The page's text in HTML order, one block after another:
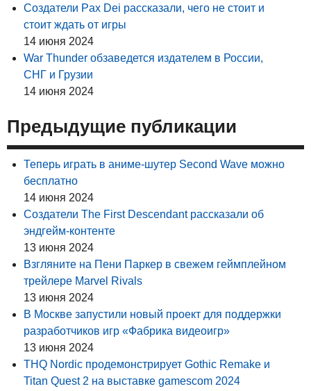
Создатели Pax Dei рассказали, чего не стоит и
стоит ждать от игры
14 июня 2024
War Thunder обзаведется издателем в России,
СНГ и Грузии
14 июня 2024
Предыдущие публикации
Теперь играть в аниме-шутер Second Wave можно
бесплатно
14 июня 2024
Создатели The First Descendant рассказали об
эндгейм-контенте
13 июня 2024
Взгляните на Пени Паркер в свежем геймплейном
трейлере Marvel Rivals
13 июня 2024
В Москве запустили новый проект для поддержки
разработчиков игр «Фабрика видеоигр»
13 июня 2024
THQ Nordic продемонстрирует Gothic Remake и
Titan Quest 2 на выставке gamescom 2024